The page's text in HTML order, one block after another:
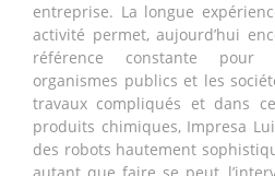
entreprise. La longue
activité permet, aujourd’hui
référence constante pour
organismes publics et les
travaux compliqués et dans
produits chimiques, Impresa
des robots hautement